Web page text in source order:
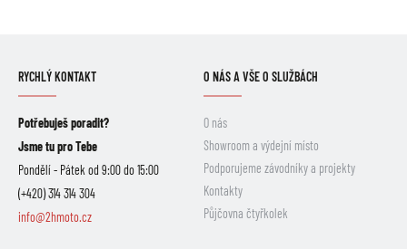
RYCHLÝ KONTAKT
Potřebuješ poradit?
Jsme tu pro Tebe
Pondělí - Pátek od 9:00 do 15:00
(+420) 314 314 304
info@2hmoto.cz
O NÁS A VŠE O SLUŽBÁCH
O nás
Showroom a výdejní místo
Podporujeme závodníky a projekty
Kontakty
Půjčovna čtyřkolek